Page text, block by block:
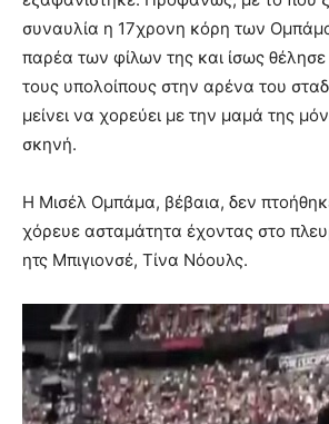
συναυλία η 17χρονη κόρη των
παρέα των φίλων της και ίσως θέλησε
τους υπολοίπους στην αρένα του
μείνει να χορεύει με την μαμά της
σκηνή.
Η Μισέλ Ομπάμα, βέβαια, δεν
χόρευε ασταμάτητα έχοντας στο
ητς Μπιγιονσέ, Τίνα Νόουλς.